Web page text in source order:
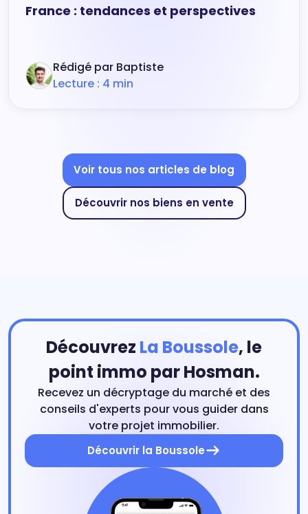
France : tendances et perspectives
Rédigé par Baptiste
Lecture : 4 min
Voir tous nos articles de blog
Découvrir nos biens en vente
Découvrez La Boussole, le
point immo par Hosman.
Recevez un décryptage du marché et des
conseils d'experts pour vous guider dans
votre projet immobilier.
Découvrir la Boussole